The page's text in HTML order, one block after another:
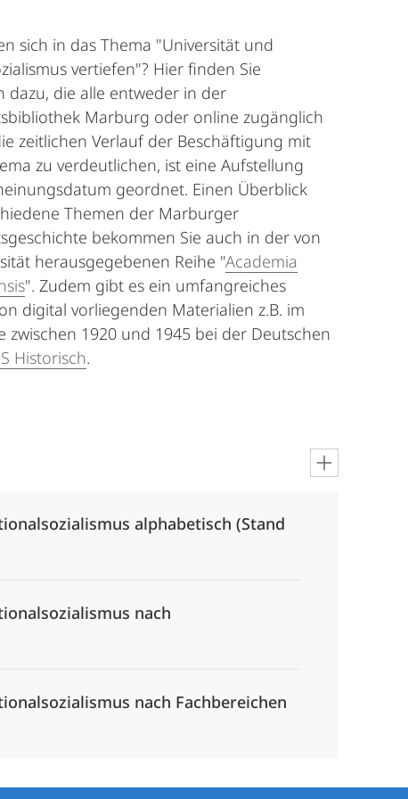
sich in das Thema "Universität und
vertiefen"? Hier finden Sie
dazu, die alle entweder in der
Marburg oder online zugänglich
zeitlichen Verlauf der Beschäftigung mit
zu verdeutlichen, ist eine Aufstellung
geordnet. Einen Überblick
Themen der Marburger
bekommen Sie auch in der von
herausgegebenen Reihe "Academia
". Zudem gibt es ein umfangreiches
digital vorliegenden Materialien z.B. im
1920 und 1945 bei der Deutschen
Historisch.
alphabetisch (Stand
nach
nach Fachbereichen